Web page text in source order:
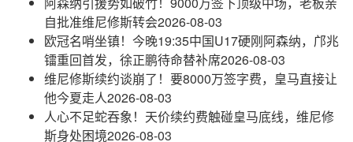
自批准维尼修斯转会2026-08-03
欧冠名哨坐镇！今晚19:35中国U17硬刚阿森纳，邝兆
镭重回首发，徐正鹏待命替补席2026-08-03
维尼修斯续约谈崩了！要8000万签字费，皇马直接让
他今夏走人2026-08-03
人心不足蛇吞象！天价续约费触碰皇马底线，维尼修
斯身处困境2026-08-03